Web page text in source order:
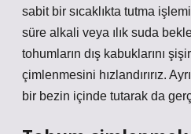
sabit bir sıcaklıkta tutma
süre alkali veya ılık suda
tohumların dış kabuklarını
çimlenmesini hızlandırırız.
bir bezin içinde tutarak da